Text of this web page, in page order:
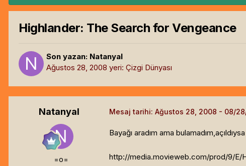
Highlander: The Search for Vengeance
Son yazan: Natanyal
Ağustos 28, 2008 yeri: Çizgi Dünyası
Natanyal
=o=
Mesaj tarihi: Ağustos 28, 2008
Bayağı aradım ama
http://media.movieweb.com/prod/9/E/